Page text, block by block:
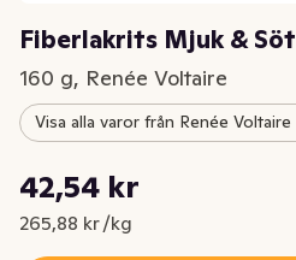
Fiberlakrits Mjuk & Söt
160 g, Renée Voltaire
Visa alla varor från Renée Voltaire
Nuvarande pris är: 42,54 kr
42,54 kr
265,88 kr /kg
Styckpris: 265,88 kr /kg